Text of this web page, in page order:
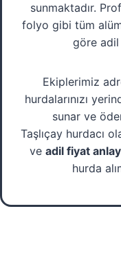
sunmaktadır.
folyo gibi tüm
göre
Ekiplerimiz
hurdalarınızı
sunar ve
Taşlıçay hurdacı
ve adil fiyat
hurda